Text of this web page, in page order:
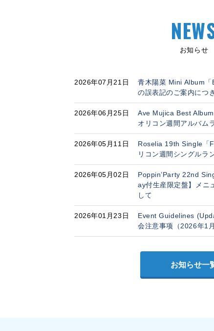
お知らせ
2026年07月21日
青木陽菜 Mini Album
の誤表記のご案内につ
2026年06月25日
Ave Mujica Best
オリコン週間アルバム
2026年05月11日
Roselia 19th Single「
リコン週間シングルラ
2026年05月02日
Poppin’Party 22nd
ay付生産限定盤】メニ
して
2026年01月23日
Event Guidelines
会注意事项（2026年1
お知らせ一